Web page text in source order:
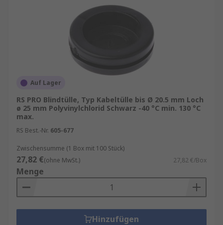
Auf Lager
RS PRO Blindtülle, Typ Kabeltülle bis Ø 20.5 mm Loch
ø 25 mm Polyvinylchlorid Schwarz -40 °C min. 130 °C
max.
RS Best.-Nr. 605-677
Zwischensumme (1 Box mit 100 Stück)
27,82 €(ohne MwSt.) 27,82 €/Box
Menge
Hinzufügen